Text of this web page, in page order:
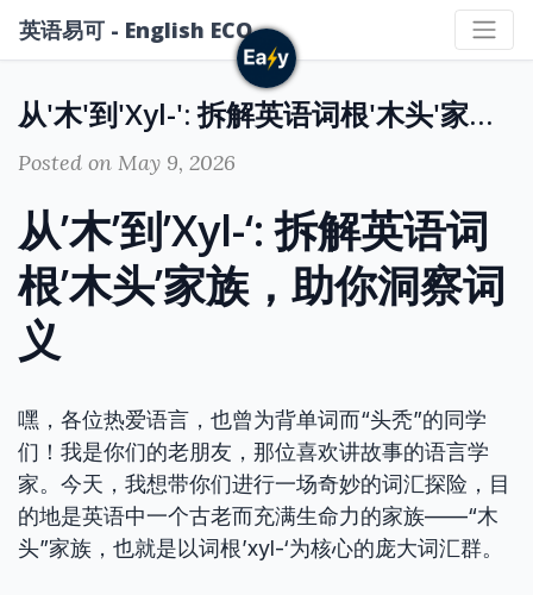
英语易可 - English ECO
从'木'到'Xyl-': 拆解英语词根'木头'家族，助你洞察词义 (From 'Mu' to 'Xyl-': Deconstructing the English Root Family of 'Wood', Helping You Discern Word Meanings)
Posted on May 9, 2026
从’木’到’Xyl-‘: 拆解英语词
根’木头’家族，助你洞察词
义
嘿，各位热爱语言，也曾为背单词而“头秃”的同学
们！我是你们的老朋友，那位喜欢讲故事的语言学
家。今天，我想带你们进行一场奇妙的词汇探险，目
的地是英语中一个古老而充满生命力的家族——“木
头”家族，也就是以词根’xyl-‘为核心的庞大词汇群。